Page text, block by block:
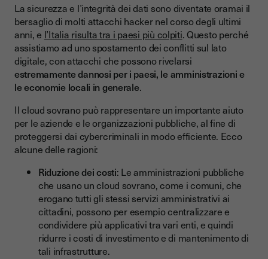
La sicurezza e l’integrità dei dati sono diventate oramai il
bersaglio di molti attacchi hacker nel corso degli ultimi
anni, e l’Italia risulta tra i paesi più colpiti. Questo perché
assistiamo ad uno spostamento dei conflitti sul lato
digitale, con attacchi che possono rivelarsi
estremamente dannosi per i paesi, le amministrazioni e
le economie locali in generale.
Il cloud sovrano può rappresentare un importante aiuto
per le aziende e le organizzazioni pubbliche, al fine di
proteggersi dai cybercriminali in modo efficiente. Ecco
alcune delle ragioni:
Riduzione dei costi: Le amministrazioni pubbliche
che usano un cloud sovrano, come i comuni, che
erogano tutti gli stessi servizi amministrativi ai
cittadini, possono per esempio centralizzare e
condividere più applicativi tra vari enti, e quindi
ridurre i costi di investimento e di mantenimento di
tali infrastrutture.